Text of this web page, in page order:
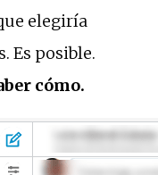
elegiría
Es posible.
cómo.